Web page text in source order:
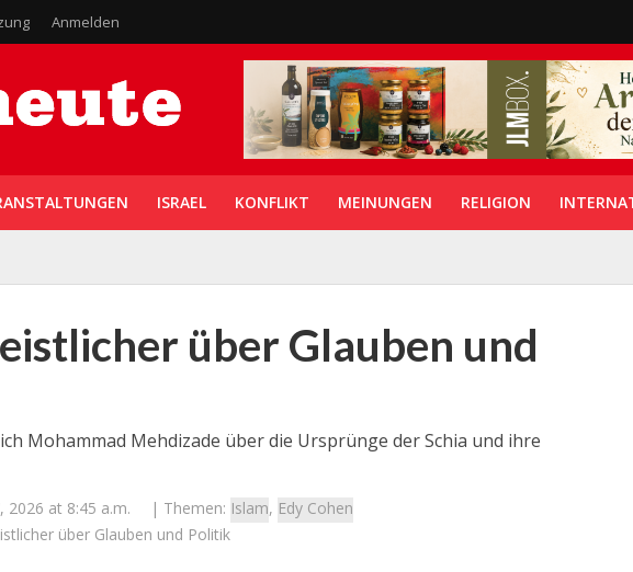
Anmelden
ISRAEL KONFLIKT MEINUNGEN RELIGION
über Glauben und
Mohammad Mehdizade über die Ursprünge der Schia und ihre
2026 at 8:45 a.m. | Themen: Islam, Edy Cohen
über Glauben und Politik